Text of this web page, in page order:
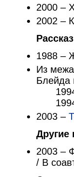
2000 –
2002 –
1988 –
Из
Блейда
2003 –
Другие
2003 –
/ В